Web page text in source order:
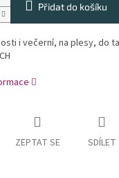
Přidat do košíku
i večerní, na plesy, do
ZEPTAT SE SDÍLET